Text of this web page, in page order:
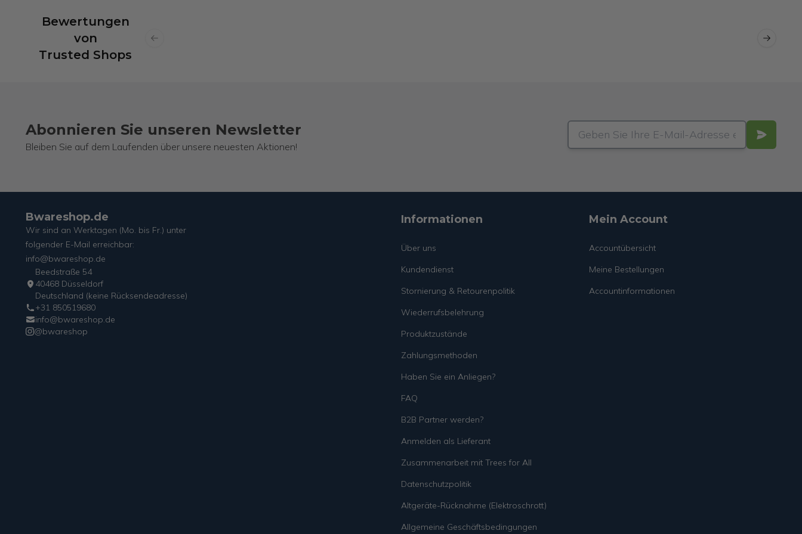
Bewertungen
von
Trusted Shops
Previous slide Next
Abonnieren Sie unseren Newsletter
Bleiben Sie auf dem Laufenden über unsere neuesten Aktionen!
Bwareshop.de
Wir sind an Werktagen (Mo. bis Fr.) unter
folgender E-Mail erreichbar:
info@bwareshop.de
Beedstraße 54
40468 Düsseldorf
Deutschland (keine Rücksendeadresse)
+31 850519680
info@bwareshop.de
@bwareshop
Informationen
Über uns
Kundendienst
Stornierung & Retourenpolitik
Wiederrufsbelehrung
Produktzustände
Zahlungsmethoden
Haben Sie ein Anliegen?
FAQ
B2B Partner werden?
Anmelden als Lieferant
Zusammenarbeit mit Trees for All
Datenschutzpolitik
Altgeräte-Rücknahme (Elektroschrott)
Allgemeine Geschäftsbedingungen
Mein Account
Accountübersicht
Meine Bestellungen
Accountinformationen